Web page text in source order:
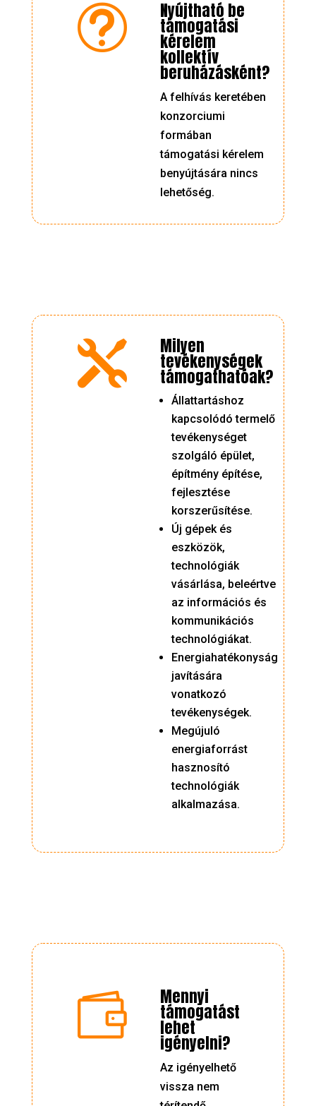
t Nyújtható be
támogatási
kérelem
kollektív
beruházásként?
A felhívás keretében
konzorciumi
formában
támogatási kérelem
benyújtására nincs
lehetőség.
 Milyen
tevékenységek
támogathatóak?
Állattartáshoz
kapcsolódó termelő
tevékenységet
szolgáló épület,
építmény építése,
fejlesztése
korszerűsítése.
Új gépek és
eszközök,
technológiák
vásárlása, beleértve
az információs és
kommunikációs
technológiákat.
Energiahatékonyság
javítására
vonatkozó
tevékenységek.
Megújuló
energiaforrást
hasznosító
technológiák
alkalmazása.
 Mennyi
támogatást
lehet
igényelni?
Az igényelhető
vissza nem